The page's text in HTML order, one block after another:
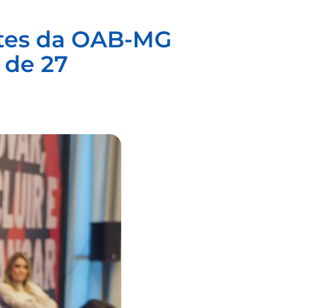
da OAB-MG
27